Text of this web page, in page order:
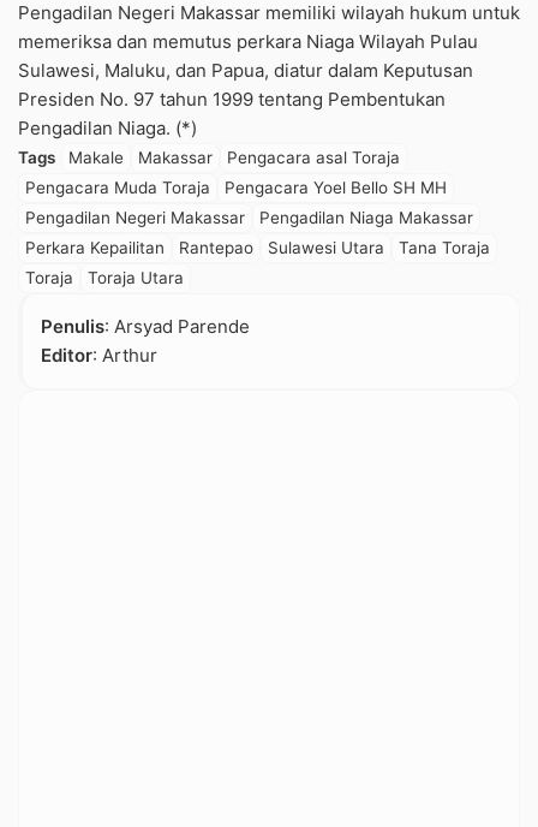
Pengadilan Negeri Makassar memiliki wilayah hukum untuk
memeriksa dan memutus perkara Niaga Wilayah Pulau
Sulawesi, Maluku, dan Papua, diatur dalam Keputusan
Presiden No. 97 tahun 1999 tentang Pembentukan
Pengadilan Niaga. (*)
Tags Makale Makassar
Pengacara asal Toraja
Pengacara Muda Toraja
Pengacara Yoel Bello SH MH
Pengadilan Negeri Makassar
Pengadilan Niaga Makassar
Perkara Kepailitan
Rantepao Sulawesi Utara
Tana Toraja
Toraja
Toraja Utara
Penulis: Arsyad Parende
Editor: Arthur